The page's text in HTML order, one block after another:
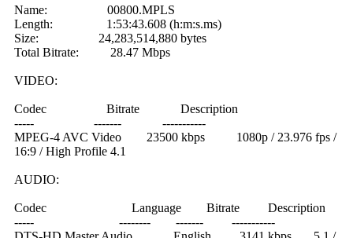
Name: 00800.MPLS
Length: 1:53:43.608 (h:m:s.ms)
Size: 24,283,514,880 bytes
Total Bitrate: 28.47 Mbps
VIDEO:
Codec Bitrate Description
----- ------- -----------
MPEG-4 AVC Video 23500 kbps 1080p / 23.976 fps /
16:9 / High Profile 4.1
AUDIO:
Codec Language Bitrate Description
----- -------- ------- -----------